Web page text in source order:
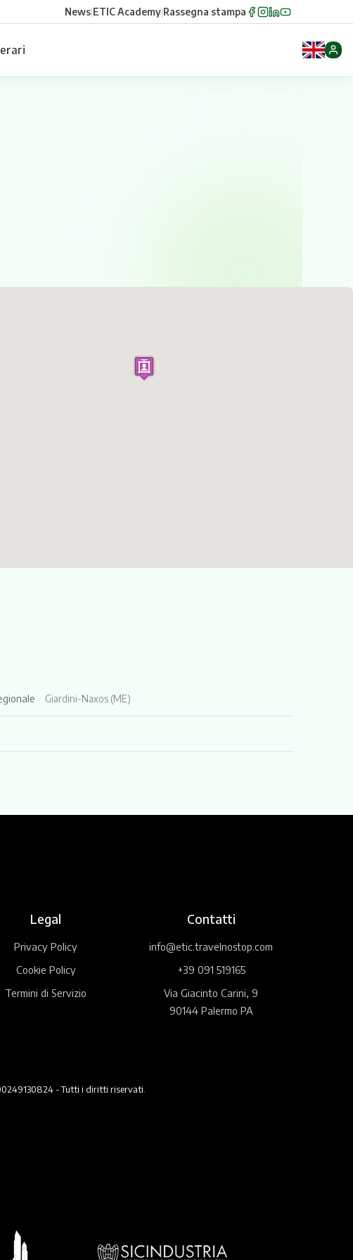
News|ETIC Academy|Rassegna stampa
Giardini-Naxos (ME)
Legal
Privacy Policy
Cookie Policy
Termini di Servizio
Contatti
info@etic.travelnostop.com
+39 091 519165
Via Giacinto Carini, 9
90144 Palermo PA
- Tutti i diritti riservati.